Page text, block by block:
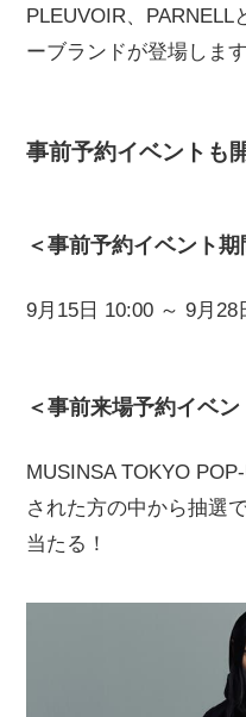
PLEUVOIR、PARNELL
ーブランドが登場します
事前予約イベントも
＜事前予約イベント期
9月15日 10:00 ～ 9月28
＜事前来場予約イベン
MUSINSA TOKYO
された方の中から抽選
当たる！